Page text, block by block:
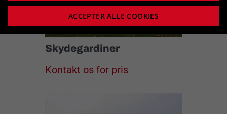
Skydegardiner
Kontakt os for pris
ACCEPTER ALLE COOKIES